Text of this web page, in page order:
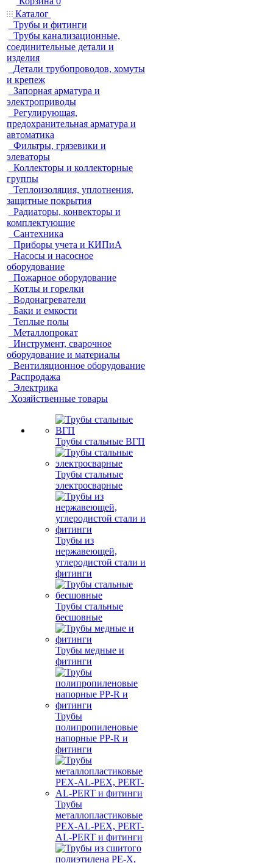
Каталог
Трубы и фитинги
Трубы канализационные,
соединительные детали и
изделия
Детали трубопроводов, хомуты
и крепеж
Запорная арматура и
электроприводы
Регулирующая,
предохранительная арматура и
автоматика
Фильтры, грязевики и
элеваторы
Коллекторы и коллекторные
группы
Теплоизоляция, уплотнения,
защитные покрытия
Радиаторы, конвекторы и
комплектующие
Сантехника
Приборы учета и КИПиА
Насосы и насосное
оборудование
Пожарное оборудование
Котлы и горелки
Водонагреватели
Баки и емкости
Теплые полы
Металлопрокат
Инструмент, сварочное
оборудование и материалы
Вентиляционное оборудование
Распродажа
Электрика
Хозяйственные товары
Трубы стальные ВГП
Трубы стальные
электросварные
Трубы из
нержавеющей,
углеродистой стали и
фитинги
Трубы стальные
бесшовные
Трубы медные и
фитинги
Трубы
полипропиленовые
напорные PP-R и
фитинги
Трубы
металлопластиковые
PEX-AL-PEX, PERT-
AL-PERT и фитинги